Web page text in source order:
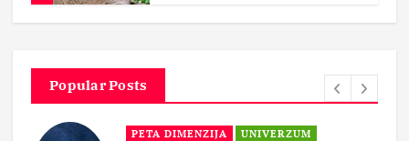
Popular Posts
PETA DIMENZIJA
UNIVERZUM